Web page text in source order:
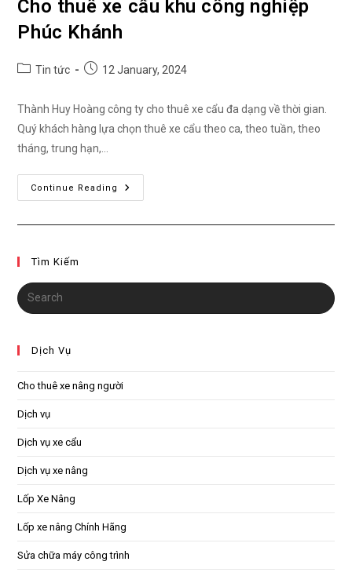
Cho thuê xe cẩu khu công nghiệp
Phúc Khánh
PostTin tức
Post12 January, 2024
Thành Huy Hoàng công ty cho thuê xe cẩu đa dạng về thời gian.
Quý khách hàng lựa chọn thuê xe cẩu theo ca, theo tuần, theo
tháng, trung hạn,…
Continue Reading
Cho
Thuê
Tìm Kiếm
Dịch Vụ
Cho thuê xe nâng người
Dịch vụ
Dịch vụ xe cẩu
Dịch vụ xe nâng
Lốp Xe Nâng
Lốp xe nâng Chính Hãng
Sửa chữa máy công trình